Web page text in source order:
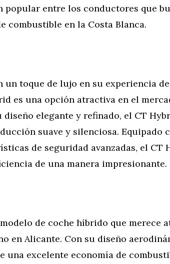
popular entre los conductores que
combustible en la Costa Blanca.
un toque de lujo en su experiencia
es una opción atractiva en el
diseño elegante y refinado, el CT
suave y silenciosa. Equipado
de seguridad avanzadas, el CT
de una manera impresionante.
de coche híbrido que merece
en Alicante. Con su diseño
una excelente economía de